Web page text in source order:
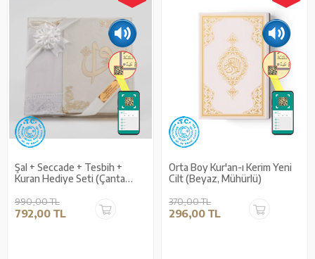
Şal + Seccade + Tesbih +
Kuran Hediye Seti (Çanta
990,00 TL
792,00 TL
Orta Boy Kur'an-ı Kerim Yeni
Cilt (Beyaz, Mühürlü)
370,00 TL
296,00 TL